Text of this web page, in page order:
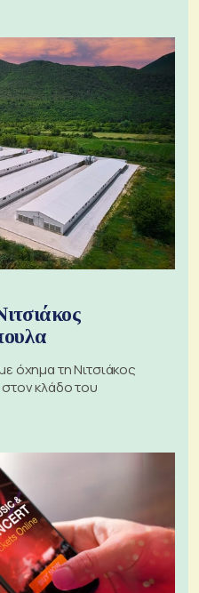
όχημα τη Νιτσιάκος
κλάδο του